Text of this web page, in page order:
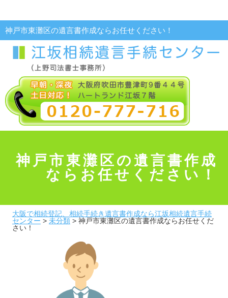
神戸市東灘区の遺言書作成ならお任せください！
神戸市東灘区の遺言書作成
ならお任せください！
大阪で相続登記、相続手続き遺言書作成なら江坂相続遺言手続
センター > 未分類> 神戸市東灘区の遺言書作成ならお任せくだ
さい！